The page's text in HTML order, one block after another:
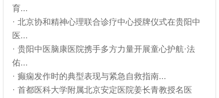
育...
· 北京协和精神心理联合诊疗中心授牌仪式在贵阳中
医...
· 贵阳中医脑康医院携手多方力量开展童心护航·法
佑...
· 癫痫发作时的典型表现与紧急自救指南...
· 首都医科大学附属北京安定医院姜长青教授名医